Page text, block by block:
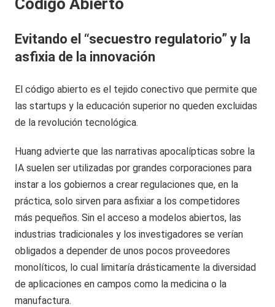
Evitando el “secuestro regulatorio” y la
asfixia de la innovación
El código abierto es el tejido conectivo que permite que
las startups y la educación superior no queden excluidas
de la revolución tecnológica.
Huang advierte que las narrativas apocalípticas sobre la
IA suelen ser utilizadas por grandes corporaciones para
instar a los gobiernos a crear regulaciones que, en la
práctica, solo sirven para asfixiar a los competidores
más pequeños. Sin el acceso a modelos abiertos, las
industrias tradicionales y los investigadores se verían
obligados a depender de unos pocos proveedores
monolíticos, lo cual limitaría drásticamente la diversidad
de aplicaciones en campos como la medicina o la
manufactura.